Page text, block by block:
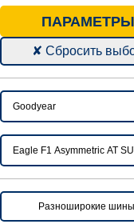
ПАРАМЕТРЫ
✘ Сбросить
Разноширокие шины